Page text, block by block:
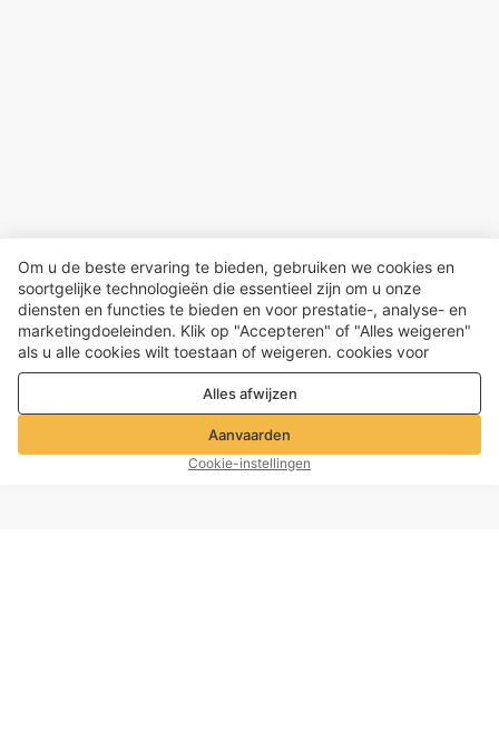
Om u de beste ervaring te bieden, gebruiken we cookies en
soortgelijke technologieën die essentieel zijn om u onze
diensten en functies te bieden en voor prestatie-, analyse- en
marketingdoeleinden. Klik op "Accepteren" of "Alles weigeren"
als u alle cookies wilt toestaan ​​of weigeren. cookies voor
prestatie-, analyse- en marketingdoeleinden. Voor meer details,
Privacy- en cookiebeleid
Alles afwijzen
Aanvaarden
Cookie-instellingen